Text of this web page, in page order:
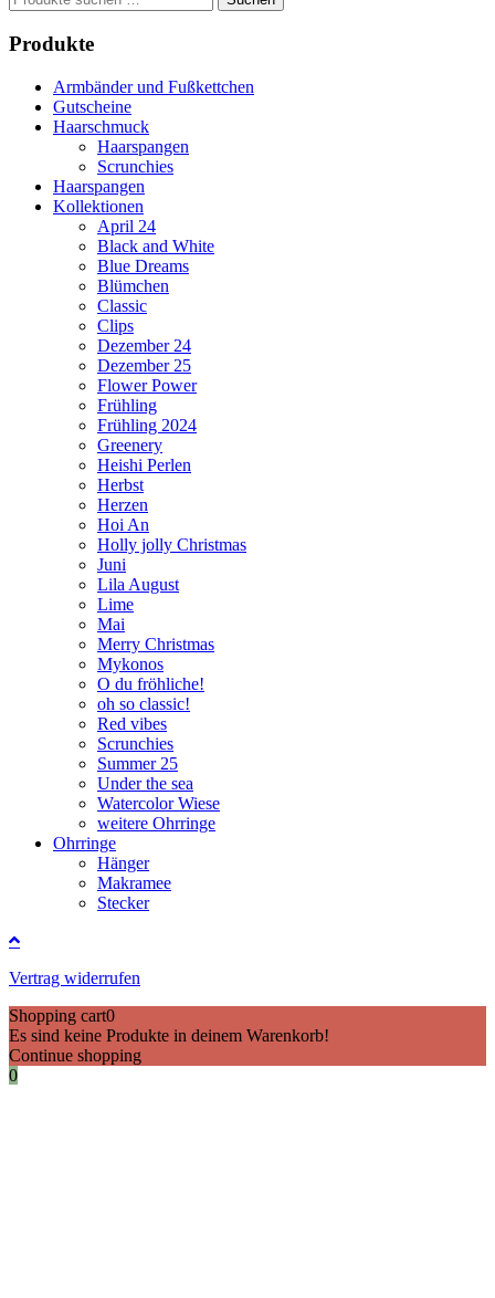
nach:
Produkte
Armbänder und Fußkettchen
Gutscheine
Haarschmuck
Haarspangen
Scrunchies
Haarspangen
Kollektionen
April 24
Black and White
Blue Dreams
Blümchen
Classic
Clips
Dezember 24
Dezember 25
Flower Power
Frühling
Frühling 2024
Greenery
Heishi Perlen
Herbst
Herzen
Hoi An
Holly jolly Christmas
Juni
Lila August
Lime
Mai
Merry Christmas
Mykonos
O du fröhliche!
oh so classic!
Red vibes
Scrunchies
Summer 25
Under the sea
Watercolor Wiese
weitere Ohrringe
Ohrringe
Hänger
Makramee
Stecker
Vertrag widerrufen
Shopping cart0
Es sind keine Produkte in deinem Warenkorb!
Continue shopping
0